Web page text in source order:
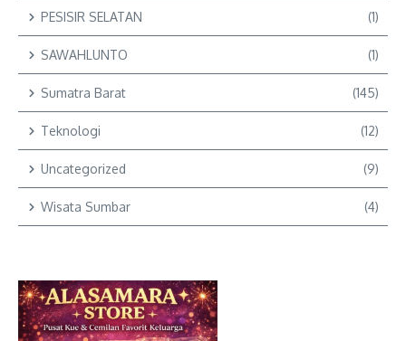
PESISIR SELATAN (1)
SAWAHLUNTO (1)
Sumatra Barat (145)
Teknologi (12)
Uncategorized (9)
Wisata Sumbar (4)